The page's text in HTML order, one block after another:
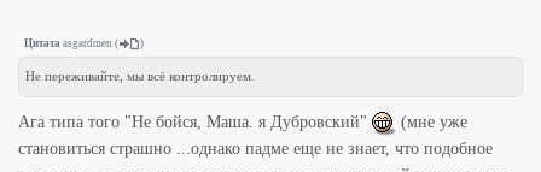
Цитата asgardmen ( )
Не переживайте, мы всё контролируем.
Ага типа того "Не бойся, Маша. я Дубровский"
(мне уже
становиться страшно ...однако падме еще не знает, что подобное